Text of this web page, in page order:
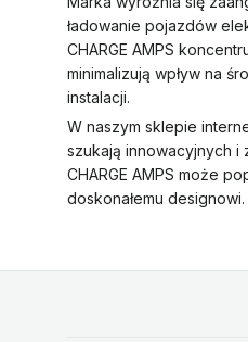
ładowanie pojazdów
CHARGE AMPS
minimalizują wpływ na
instalacji.
W naszym sklepie
szukają innowacyjnych i
CHARGE AMPS może
doskonałemu designowi.